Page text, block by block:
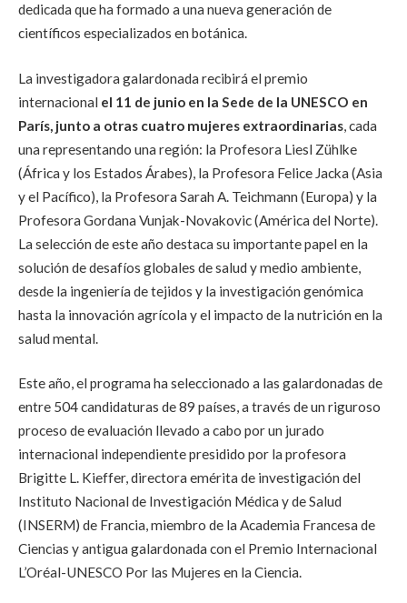
dedicada que ha formado a una nueva generación de
científicos especializados en botánica.
La investigadora galardonada recibirá el premio
internacional el 11 de junio en la Sede de la UNESCO en
París, junto a otras cuatro mujeres extraordinarias, cada
una representando una región: la Profesora Liesl Zühlke
(África y los Estados Árabes), la Profesora Felice Jacka (Asia
y el Pacífico), la Profesora Sarah A. Teichmann (Europa) y la
Profesora Gordana Vunjak-Novakovic (América del Norte).
La selección de este año destaca su importante papel en la
solución de desafíos globales de salud y medio ambiente,
desde la ingeniería de tejidos y la investigación genómica
hasta la innovación agrícola y el impacto de la nutrición en la
salud mental.
Este año, el programa ha seleccionado a las galardonadas de
entre 504 candidaturas de 89 países, a través de un riguroso
proceso de evaluación llevado a cabo por un jurado
internacional independiente presidido por la profesora
Brigitte L. Kieffer, directora emérita de investigación del
Instituto Nacional de Investigación Médica y de Salud
(INSERM) de Francia, miembro de la Academia Francesa de
Ciencias y antigua galardonada con el Premio Internacional
L’Oréal-UNESCO Por las Mujeres en la Ciencia.